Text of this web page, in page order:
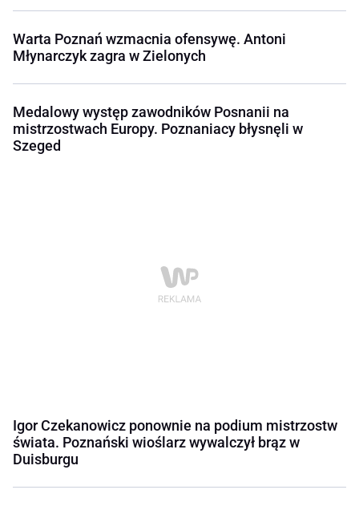
Warta Poznań wzmacnia ofensywę. Antoni
Młynarczyk zagra w Zielonych
Medalowy występ zawodników Posnanii na
mistrzostwach Europy. Poznaniacy błysnęli w
Szeged
Igor Czekanowicz ponownie na podium mistrzostw
świata. Poznański wioślarz wywalczył brąz w
Duisburgu